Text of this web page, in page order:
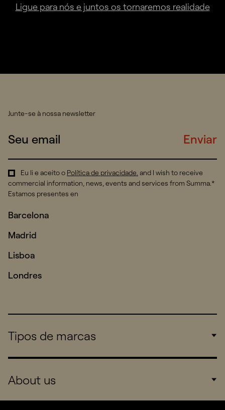
Ligue para nós e juntos os tornaremos realidade
Junte-se à nossa newsletter
Enviar
Eu li e aceito o Política de privacidade. and I wish to receive
commercial information, news, events and services from Summa.*
Estamos presentes en
Barcelona
Madrid
Lisboa
Londres
Tipos de marcas
Consumers
About us